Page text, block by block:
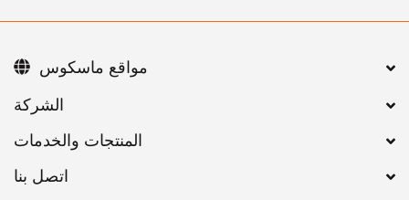
اتصل بنا
مواقع ماسكوس